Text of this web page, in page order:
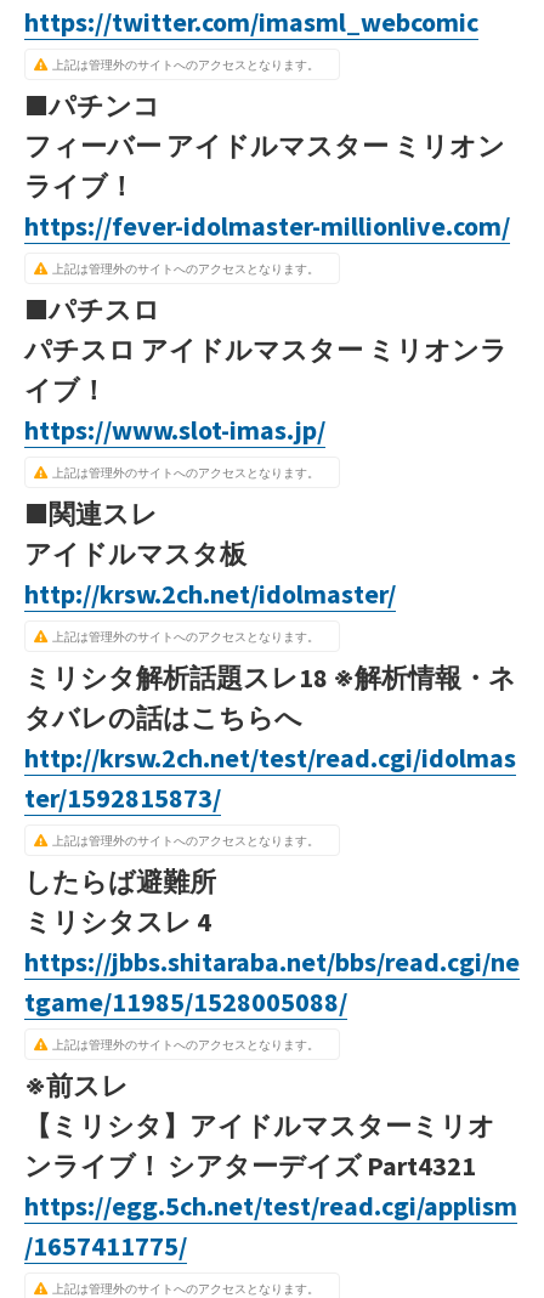
https://twitter.com/imasml_webcomic
上記は管理外のサイトへのアクセスとなります。
■パチンコ
フィーバー アイドルマスター ミリオン
ライブ！
https://fever-idolmaster-millionlive.com/
上記は管理外のサイトへのアクセスとなります。
■パチスロ
パチスロ アイドルマスター ミリオンラ
イブ！
https://www.slot-imas.jp/
上記は管理外のサイトへのアクセスとなります。
■関連スレ
アイドルマスタ板
http://krsw.2ch.net/idolmaster/
上記は管理外のサイトへのアクセスとなります。
ミリシタ解析話題スレ18 ※解析情報・ネ
タバレの話はこちらへ
http://krsw.2ch.net/test/read.cgi/idolmas
ter/1592815873/
上記は管理外のサイトへのアクセスとなります。
したらば避難所
ミリシタスレ 4
https://jbbs.shitaraba.net/bbs/read.cgi/ne
tgame/11985/1528005088/
上記は管理外のサイトへのアクセスとなります。
※前スレ
【ミリシタ】アイドルマスターミリオ
ンライブ！ シアターデイズ Part4321
https://egg.5ch.net/test/read.cgi/applism
/1657411775/
上記は管理外のサイトへのアクセスとなります。